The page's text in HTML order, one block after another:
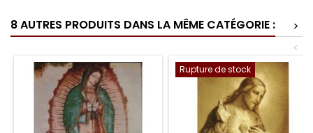
8 AUTRES PRODUITS DANS LA MÊME CATÉGORIE :
>
<
Rupture de stock